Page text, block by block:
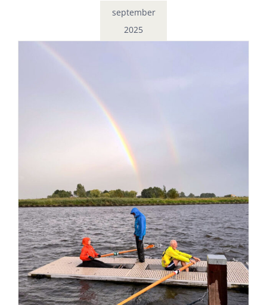
september
2025